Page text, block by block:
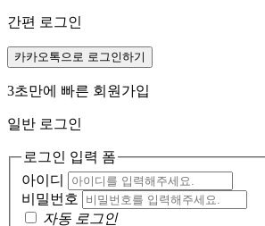
간편 로그인
카카오톡으로 로그인하기
3초만에 빠른 회원가입
일반 로그인
로그인 입력 폼
아이디
비밀번호
자동 로그인